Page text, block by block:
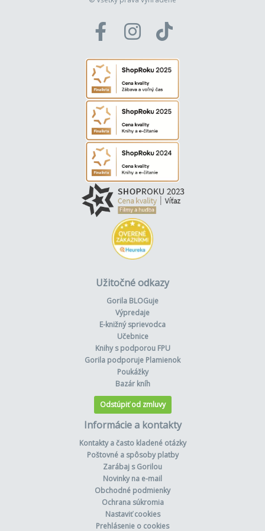
Užitočné odkazy
Gorila BLOGuje
Výpredaje
E-knižný sprievodca
Učebnice
Knihy s podporou FPU
Gorila podporuje Plamienok
Poukážky
Bazár kníh
Odstúpiť od zmluvy
Informácie a kontakty
Kontakty a často kladené otázky
Poštovné a spôsoby platby
Zarábaj s Gorilou
Novinky na e-mail
Obchodné podmienky
Ochrana súkromia
Nastaviť cookies
Prehlásenie o cookies